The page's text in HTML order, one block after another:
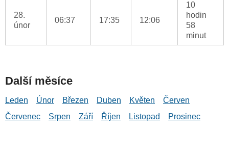
28.
únor
06:37 17:35 12:06
10
hodin
58
minut
Další měsíce
Leden Únor Březen Duben Květen
Červen
Červenec
Srpen Září Říjen Listopad Prosinec